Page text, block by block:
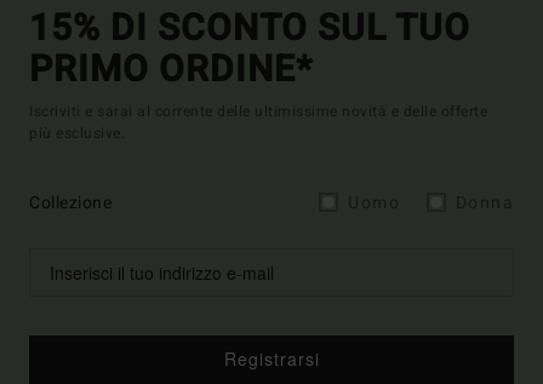
15% DI SCONTO SUL TUO
PRIMO ORDINE*
Iscriviti e sarai al corrente delle ultimissime novità e delle offerte
più esclusive.
Collezione
Registrarsi